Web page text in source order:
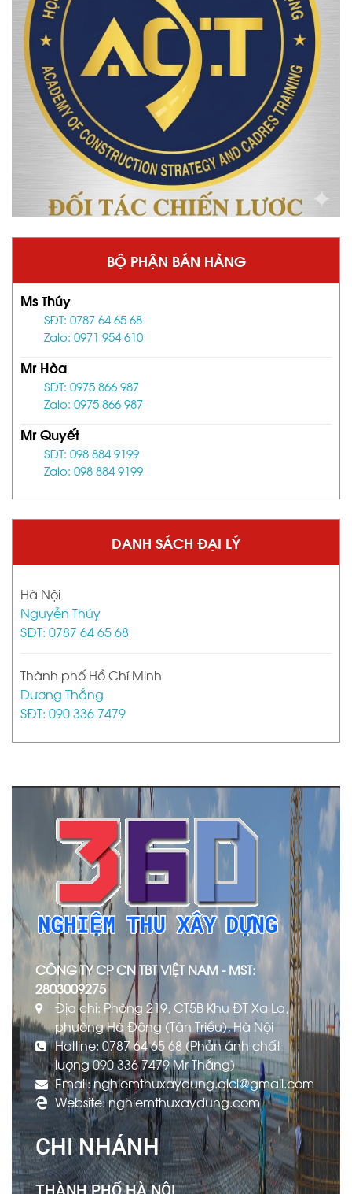
BỘ PHẬN BÁN HÀNG
Ms Thúy
SĐT: 0787 64 65 68
Zalo: 0971 954 610
Mr Hòa
SĐT: 0975 866 987
Zalo: 0975 866 987
Mr Quyết
SĐT: 098 884 9199
Zalo: 098 884 9199
DANH SÁCH ĐẠI LÝ
Hà Nội
Nguyễn Thúy
SĐT: 0787 64 65 68
Thành phố Hồ Chí Minh
Dương Thắng
SĐT: 090 336 7479
CÔNG TY CP CN TBT VIỆT NAM - MST:
2803009275
Địa chỉ: Phòng 219, CT5B Khu ĐT Xa La,
phường Hà Đông (Tân Triều), Hà Nội
Hotline: 0787 64 65 68 (Phản ánh chất
lượng 090 336 7479 Mr Thắng)
Email: nghiemthuxaydung.qlcl@gmail.com
Website: nghiemthuxaydung.com
CHI NHÁNH